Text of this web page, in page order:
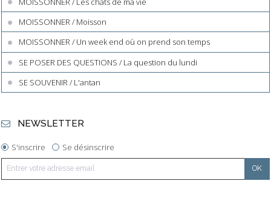
MOISSONNER / Moisson
MOISSONNER / Un week end où on prend son temps
SE POSER DES QUESTIONS / La question du lundi
SE SOUVENIR / L'antan
NEWSLETTER
S'inscrire Se désinscrire